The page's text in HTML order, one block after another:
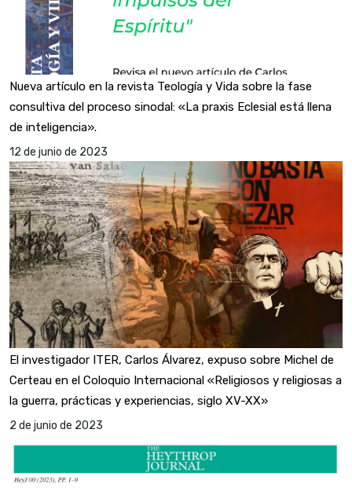
Nueva artículo en la revista Teología y Vida sobre la fase
consultiva del proceso sinodal: «La praxis Eclesial está llena
de inteligencia».
12 de junio de 2023
El investigador ITER, Carlos Álvarez, expuso sobre Michel de
Certeau en el Coloquio Internacional «Religiosos y religiosas a
la guerra, prácticas y experiencias, siglo XV-XX»
2 de junio de 2023